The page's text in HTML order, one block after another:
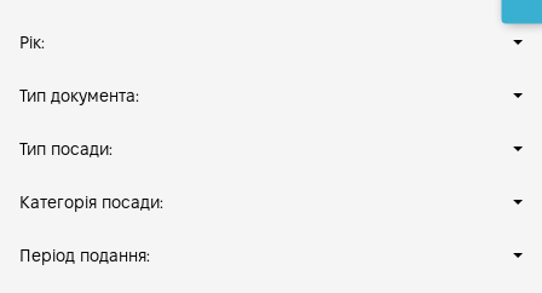
Рік:
Тип документа:
Тип посади:
Категорія посади:
Період подання: